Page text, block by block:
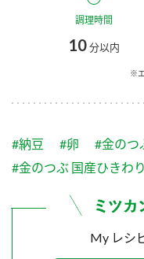
スープ
ふりかけ
炊き込みご飯の素
つゆ
納豆のサイト
三ツ判山吹
企業理念
ミツカン
ミツカンを知る
環境への
MIM（ミ
お客様相談セン
お客様の声をいかしまし
販売終了製品のご案内
調理時間
10分以内
※
#納豆 #卵
#金のつ
#金のつぶ 国産ひきわ
My レシ